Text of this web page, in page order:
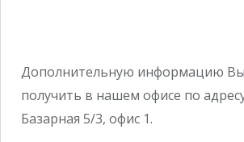
Дополнительную информацию
получить в нашем офисе по
Базарная 5/3, офис 1.